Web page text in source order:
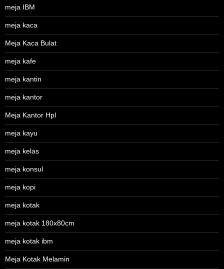
meja IBM
meja kaca
Meja Kaca Bulat
meja kafe
meja kantin
meja kantor
Meja Kantor Hpl
meja kayu
meja kelas
meja konsul
meja kopi
meja kotak
meja kotak 180x80cm
meja kotak ibm
Meja Kotak Melamin